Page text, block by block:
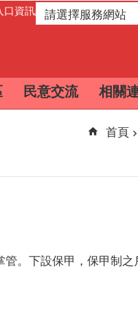
口資訊網
民意交流 相關
首頁
。下設保甲，保甲制之